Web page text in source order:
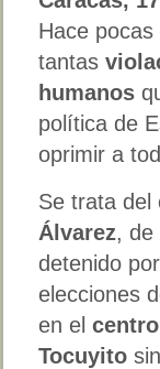
Hace
tantas
humanos
política de
oprimir a
Se trata del
Álvarez, de
detenido
elecciones
en el
Tocuyito